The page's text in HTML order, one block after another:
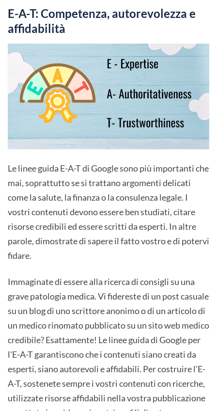
E-A-T: Competenza, autorevolezza e
affidabilità
Le linee guida E-A-T di Google sono più importanti che
mai, soprattutto se si trattano argomenti delicati
come la salute, la finanza o la consulenza legale. I
vostri contenuti devono essere ben studiati, citare
risorse credibili ed essere scritti da esperti. In altre
parole, dimostrate di sapere il fatto vostro e di potervi
fidare.
Immaginate di essere alla ricerca di consigli su una
grave patologia medica. Vi fidereste di un post casuale
su un blog di uno scrittore anonimo o di un articolo di
un medico rinomato pubblicato su un sito web medico
credibile? Esattamente! Le linee guida di Google per
l'E-A-T garantiscono che i contenuti siano creati da
esperti, siano autorevoli e affidabili. Per costruire l'E-
A-T, sostenete sempre i vostri contenuti con ricerche,
utilizzate risorse affidabili nella vostra pubblicazione